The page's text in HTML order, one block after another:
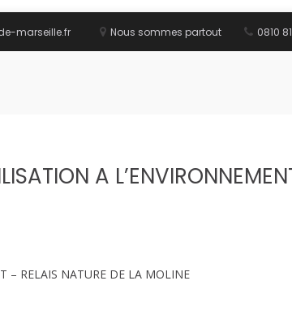
marseille.fr Nous sommes partout 0810
A
– RELAIS NATURE DE LA MOLINE